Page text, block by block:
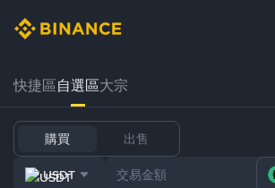
快捷區自選區大宗
購買 出售
USDT